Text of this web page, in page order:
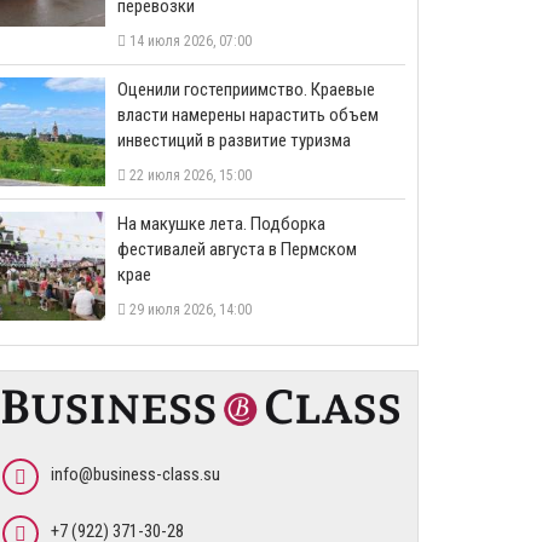
перевозки
14 июля 2026, 07:00
Оценили гостеприимство. Краевые
власти намерены нарастить объем
инвестиций в развитие туризма
22 июля 2026, 15:00
На макушке лета. Подборка
фестивалей августа в Пермском
крае
29 июля 2026, 14:00
info@business-class.su
+7 (922) 371-30-28